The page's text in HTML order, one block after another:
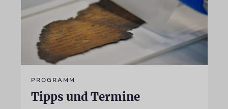
PROGRAMM
Tipps und Termine